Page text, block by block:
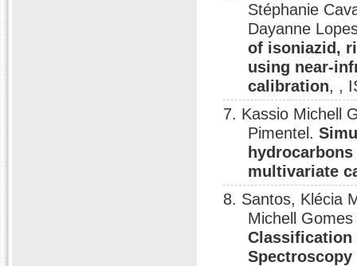
Stéphanie
Dayanne
of isoniazid,
using near-
calibration, ,
7. Kassio Michell
Pimentel.
multivariate
8. Santos, Klécia
Michell
Classification